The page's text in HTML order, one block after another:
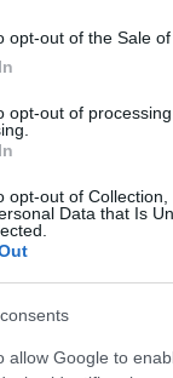
opt-out of the Sale
opt-out of
opt-out of
Data that Is
allow Google to
sztárokról
ciki
meg magát
így hát egy